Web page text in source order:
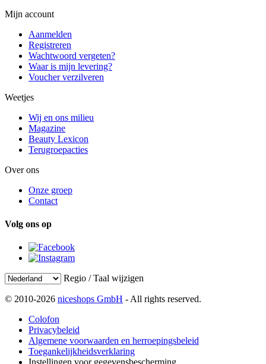
Mijn account
Aanmelden
Registreren
Wachtwoord vergeten?
Waar is mijn levering?
Voucher verzilveren
Weetjes
Wij en ons milieu
Magazine
Beauty Lexicon
Terugroepacties
Over ons
Onze groep
Contact
Volg ons op
Regio / Taal wijzigen
© 2010-2026 niceshops GmbH - All rights reserved.
Colofon
Privacybeleid
Algemene voorwaarden en herroepingsbeleid
Toegankelijkheidsverklaring